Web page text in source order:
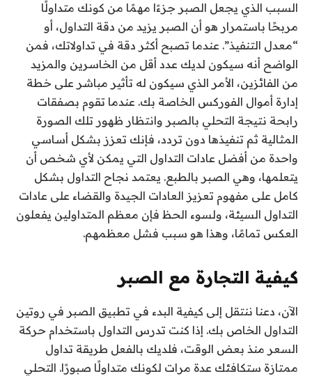
السبب الذي يجعل الصبر جزءًا مهمًا من كونك متداولًا
مربحًا باستمرار هو أن الصبر يزيد من دقة التداول، أو
“معدل التنفيذ”. عندما تصبح أكثر دقة في تداولاتك، فمن
الواضح أنه سيكون لديك عدد أقل من الخاسرين والمزيد
من الفائزين، الأمر الذي سيكون له تأثير مباشر على خطة
إدارة أموال الفوركس الخاصة بك. عندما تقوم بصفقات
رابحة نتيجة التحلي بالصبر وانتظار ظهور تلك الصورة
المثالية ثم تنفيذها دون تردد، فإنك تعزز بشكل أساسي
واحدة من أفضل عادات التداول التي يمكن لأي شخص أن
يتعلمها، وهي الصبر بالطبع. يعتمد نجاح التداول بشكل
كامل على مفهوم تعزيز العادات الجيدة والقضاء على عادات
التداول السيئة، ولسوء الحظ فإن معظم المتداولين يفعلون
العكس تمامًا، وهذا هو سبب فشل معظمهم.
كيفية التجارة مع الصبر
الآن، دعنا ننتقل إلى كيفية البدء في تطبيق الصبر في روتين
التداول الخاص بك. إذا كنت تدرس التداول باستخدام حركة
السعر منذ بعض الوقت، فلديك بالفعل طريقة تداول
ممتازة ستكافئك عدة مرات لكونك متداولًا صبورًا. التحلي